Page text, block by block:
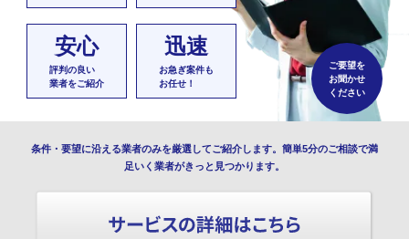
安心
評判の良い
業者をご紹介
迅速
お急ぎ案件も
お任せ！
ご要望を
お聞かせ
ください
条件・要望に沿える業者のみを厳選してご紹介します。簡単5分のご相談で満
足いく業者がきっと見つかります。